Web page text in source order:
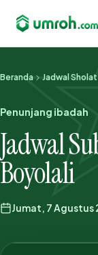
Beranda Jadwal Sholat
Penunjang ibadah
Jadwal
Boyolali
Jumat, 7 Agustus